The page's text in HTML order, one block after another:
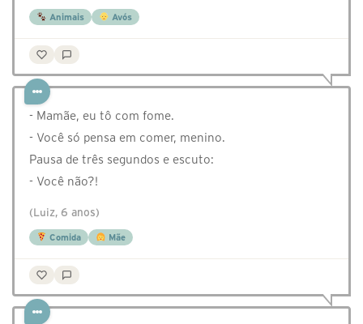
Animais Avós
- Mamãe, eu tô com fome.
- Você só pensa em comer, menino.
Pausa de três segundos e escuto:
- Você não?!
(Luiz, 6 anos)
Comida Mãe